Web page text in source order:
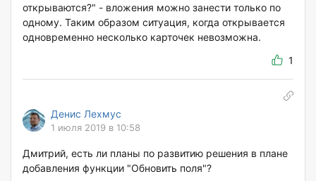
открываются?" - вложения можно занести только по
одному. Таким образом ситуация, когда открывается
одновременно несколько карточек невозможна.
1
Денис Лехмус
1 июля 2019 в 10:58
Дмитрий, есть ли планы по развитию решения в плане
добавления функции "Обновить поля"?